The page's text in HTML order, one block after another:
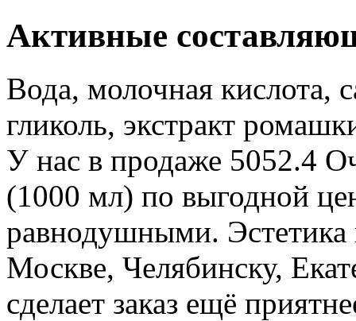
Активные
Вода, молочная кислота,
гликоль, экстракт
У нас в продаже 5052.4
(1000 мл) по выгодной
равнодушными. Эстетика
Москве, Челябинску,
сделает заказ ещё